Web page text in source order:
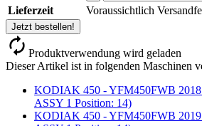
Lieferzeit Voraussichtlich
Jetzt bestellen!
Produktverwendung wird geladen
Dieser Artikel ist in folgenden Maschinen
KODIAK 450 - YFM450FWB
ASSY 1 Position: 14)
KODIAK 450 - YFM450FWB